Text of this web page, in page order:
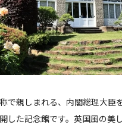
で親しまれる、内閣総理大臣
した記念館です。英国風の美し